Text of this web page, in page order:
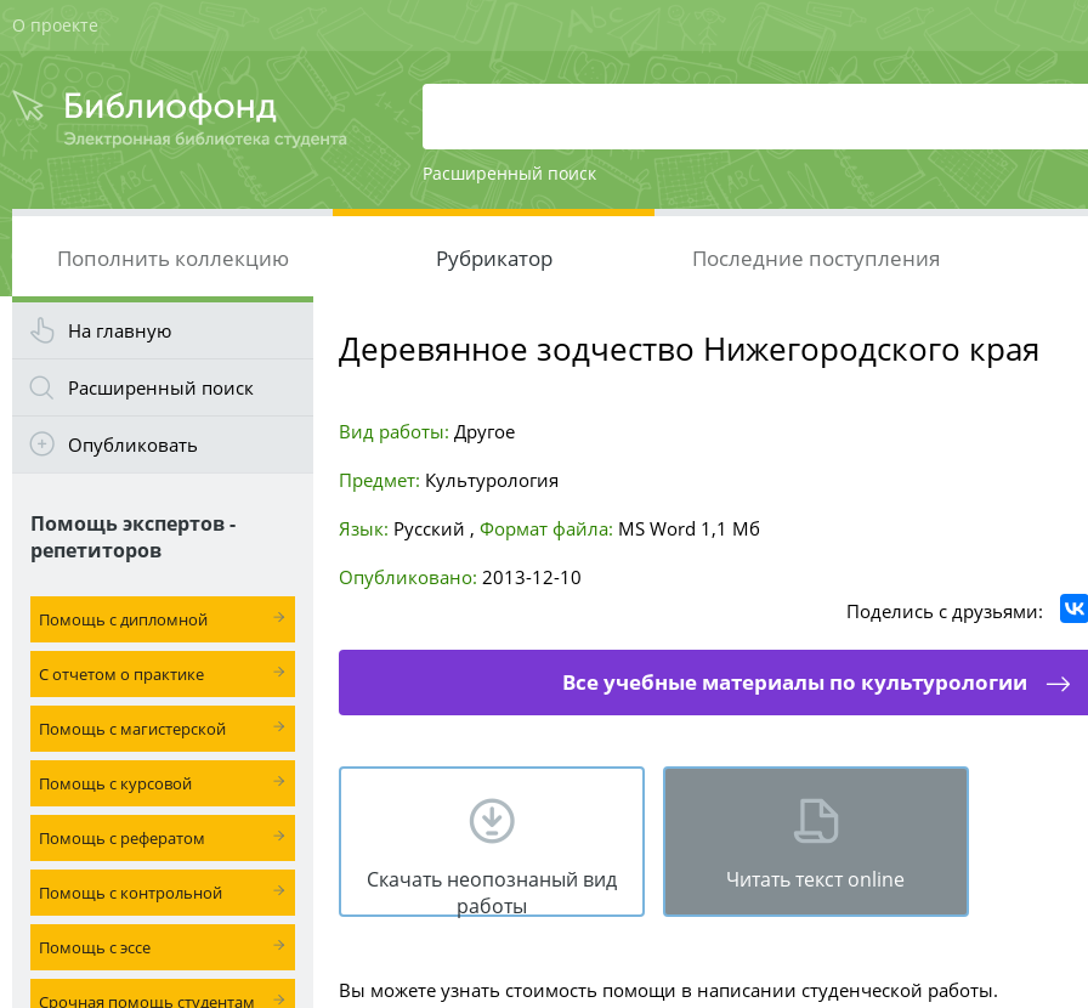
О проекте
Расширенный поиск
Пополнить коллекцию Рубрикатор Последние поступления
На главную
Расширенный поиск
Опубликовать
Помощь экспертов -
репетиторов
Помощь с дипломной
С отчетом о практике
Помощь с магистерской
Помощь с курсовой
Помощь с рефератом
Помощь с контрольной
Помощь с эссе
Срочная помощь студентам
Деревянное зодчество Нижегородского края
Вид работы: Другое
Предмет: Культурология
Язык: Русский , Формат файла: MS Word 1,1 Мб
Опубликовано: 2013-12-10
Поделись с друзьями:
Все учебные материалы по культурологии
Скачать неопознаный вид
работы
Читать текст online
Вы можете узнать стоимость помощи в написании студенческой работы.